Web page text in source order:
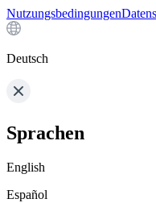
Nutzungsbedingungen
Deutsch
Sprachen
English
Español